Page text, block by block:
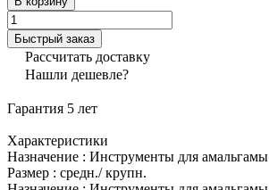
Быстрый заказ
Рассчитать доставку
Нашли дешевле?
Гарантия 5 лет
Характеристики
Назначение : Инструменты для амальгамы
Размер : средн./ крупн.